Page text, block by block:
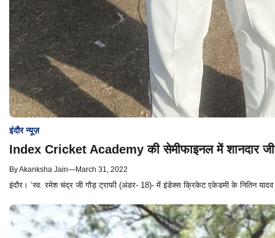
इंदौर न्यूज़
Index Cricket Academy की सेमीफाइनल में शानदार
ByAkanksha Jain—March 31, 2022
इंदौर। ‘स्व. रमेश चंद्र जी गौड़ ट्राफी (अंडर- 18)- में इंडेक्स क्रिकेट एकेडमी के नितिन यादव